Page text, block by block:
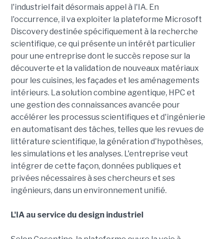
l'industriel fait désormais appel à l'IA. En
l'occurrence, il va exploiter la plateforme Microsoft
Discovery destinée spécifiquement à la recherche
scientifique, ce qui présente un intérêt particulier
pour une entreprise dont le succès repose sur la
découverte et la validation de nouveaux matériaux
pour les cuisines, les façades et les aménagements
intérieurs. La solution combine agentique, HPC et
une gestion des connaissances avancée pour
accélérer les processus scientifiques et d'ingénierie
en automatisant des tâches, telles que les revues de
littérature scientifique, la génération d'hypothèses,
les simulations et les analyses. L'entreprise veut
intégrer de cette façon, données publiques et
privées nécessaires à ses chercheurs et ses
ingénieurs, dans un environnement unifié.
L'IA au service du design industriel